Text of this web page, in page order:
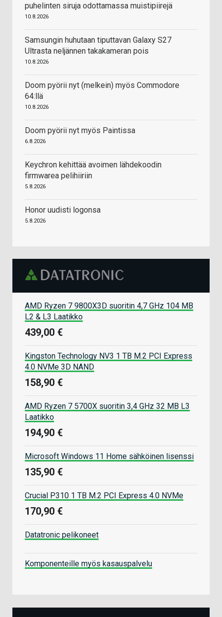
puhelinten siruja odottamassa muistipiirejä
10.8.2026
Samsungin huhutaan tiputtavan Galaxy S27
Ultrasta neljännen takakameran pois
10.8.2026
Doom pyörii nyt (melkein) myös Commodore
64:llä
10.8.2026
Doom pyörii nyt myös Paintissa
6.8.2026
Keychron kehittää avoimen lähdekoodin
firmwarea pelihiiriin
5.8.2026
Honor uudisti logonsa
5.8.2026
AMD Ryzen 7 9800X3D suoritin 4,7 GHz 104 MB
L2 & L3 Laatikko
439,00 €
Kingston Technology NV3 1 TB M.2 PCI Express
4.0 NVMe 3D NAND
158,90 €
AMD Ryzen 7 5700X suoritin 3,4 GHz 32 MB L3
Laatikko
194,90 €
Microsoft Windows 11 Home sähköinen lisenssi
135,90 €
Crucial P310 1 TB M.2 PCI Express 4.0 NVMe
170,90 €
Datatronic pelikoneet
Komponenteille myös kasauspalvelu